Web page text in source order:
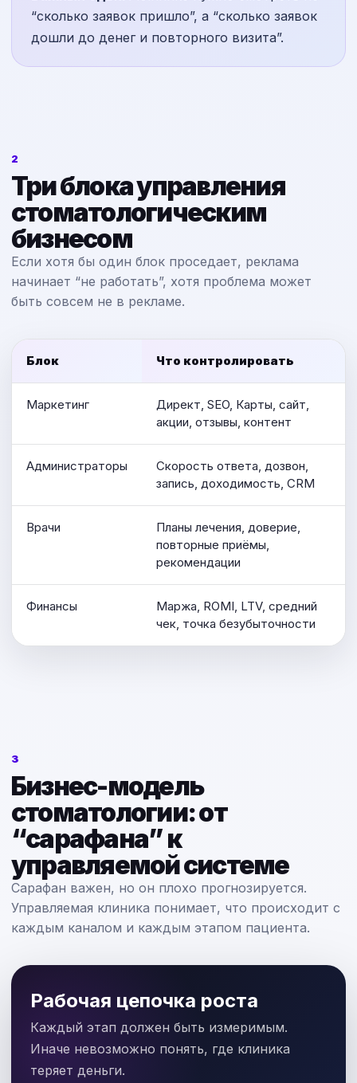
“сколько заявок пришло”, а “сколько заявок
дошли до денег и повторного визита”.
2
Три блока управления
стоматологическим
бизнесом
Если хотя бы один блок проседает, реклама
начинает “не работать”, хотя проблема может
быть совсем не в рекламе.
Блок Что контролировать
Маркетинг
Директ, SEO, Карты, сайт,
акции, отзывы, контент
Администраторы
Скорость ответа, дозвон,
запись, доходимость, CRM
Врачи
Планы лечения, доверие,
повторные приёмы,
рекомендации
Финансы
Маржа, ROMI, LTV, средний
чек, точка безубыточности
3
Бизнес-модель
стоматологии: от
“сарафана” к
управляемой системе
Сарафан важен, но он плохо прогнозируется.
Управляемая клиника понимает, что происходит с
каждым каналом и каждым этапом пациента.
Рабочая цепочка роста
Каждый этап должен быть измеримым.
Иначе невозможно понять, где клиника
теряет деньги.